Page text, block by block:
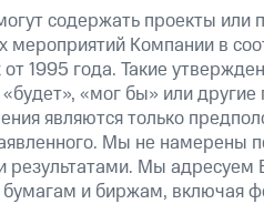
содержать проекты или
Компании в
1995 года. Такие
«мог бы» или
являются только
Мы не намерены
результатами. Мы
и биржам, включая